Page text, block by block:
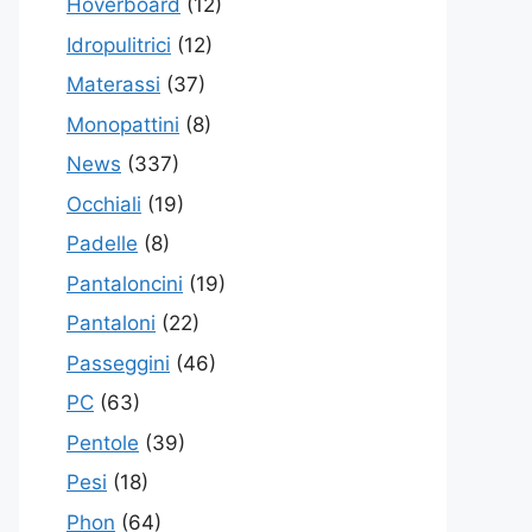
Hoverboard (12)
Idropulitrici (12)
Materassi (37)
Monopattini (8)
News (337)
Occhiali (19)
Padelle (8)
Pantaloncini (19)
Pantaloni (22)
Passeggini (46)
PC (63)
Pentole (39)
Pesi (18)
Phon (64)